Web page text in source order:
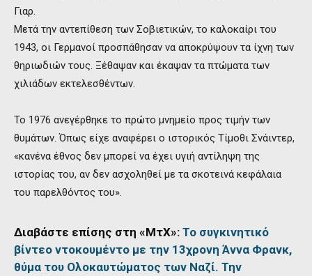
Γιαρ.
Μετά την αντεπίθεση των Σοβιετικών, το καλοκαίρι του
1943, οι Γερμανοί προσπάθησαν να αποκρύψουν τα ίχνη των
θηριωδιών τους. Ξέθαψαν και έκαψαν τα πτώματα των
χιλιάδων εκτελεσθέντων.
Το 1976 ανεγέρθηκε το πρώτο μνημείο προς τιμήν των
θυμάτων. Όπως είχε αναφέρει ο ιστορικός Τίμοθι Σνάιντερ,
«κανένα έθνος δεν μπορεί να έχει υγιή αντίληψη της
ιστορίας του, αν δεν ασχοληθεί με τα σκοτεινά κεφάλαια
του παρελθόντος του».
Διαβάστε επίσης στη «ΜτΧ»: Το συγκινητικό
βίντεο ντοκουμέντο με την 13χρονη Άννα Φρανκ,
θύμα του Ολοκαυτώματος των Ναζί. Την